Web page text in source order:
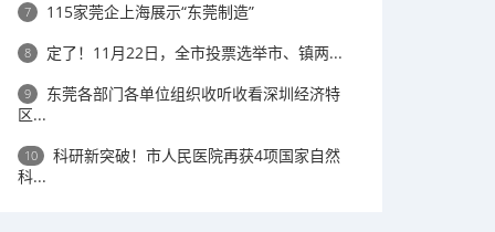
7 115家莞企上海展示“东莞制造”
8 定了！11月22日，全市投票选举市、镇两...
9
东莞各部门各单位组织收听收看深圳经济特
区...
10
科研新突破！市人民医院再获4项国家自然
科...